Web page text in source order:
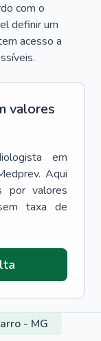
com o
definir um
acesso a
valores
em
Aqui
por valores
taxa de
- MG